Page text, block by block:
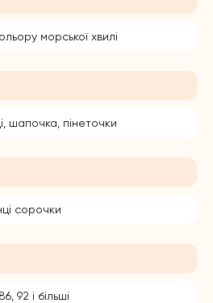
морської хвилі
шапочка, пінеточки
сорочки
92 і більші